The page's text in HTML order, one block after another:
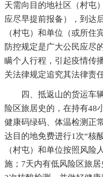
天需向目的地社区（村屯
应尽早提前报备），到达
（村屯）和单位（或所住
防控规定是广大公民应尽
瞒个人行程，引起疫情传
关法律规定追究其法律责任
四、抵返山的货运车
险区旅居史的，在持有48
健康码绿码、体温检测正
达目的地免费进行1次“核
（村屯）和单位按照风险
施；7天内有低风险区旅